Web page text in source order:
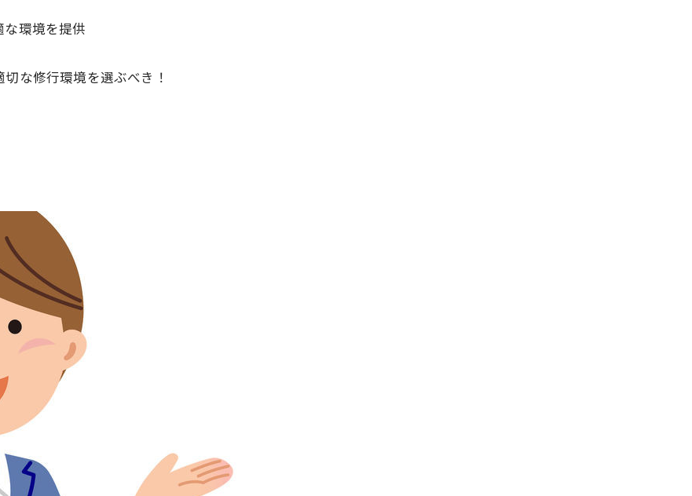
環境を提供
な修行環境を選ぶべき！